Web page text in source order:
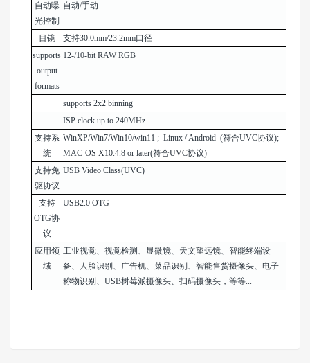
自动曝
光控制
自动/手动
目镜
支持30.0mm/23.2mm口径
supports
output
formats
12-/10-bit RAW RGB
supports 2x2 binning
ISP clock up to 240MHz
支持系
统
WinXP/Win7/Win10/win11 ; Linux / Android (符合UVC协议);
MAC-OS X10.4.8 or later(符合UVC协议)
支持免
驱协议
USB Video Class(UVC)
支持
OTG协
议
USB2.0 OTG
应用领
域
工业视觉、视觉检测、显微镜、天文望远镜、智能终端设
备、人脸识别、广告机、菜品识别、智能售货摄像头、电子
称物识别、USB树莓派摄像头、扫码摄像头，等等...